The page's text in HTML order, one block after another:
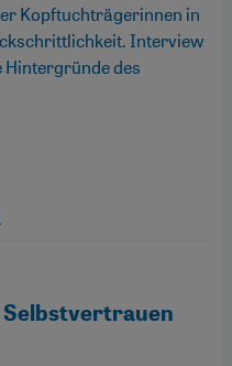
Kopftuchträgerinnen in
Interview
Hintergründe des
Selbstvertrauen